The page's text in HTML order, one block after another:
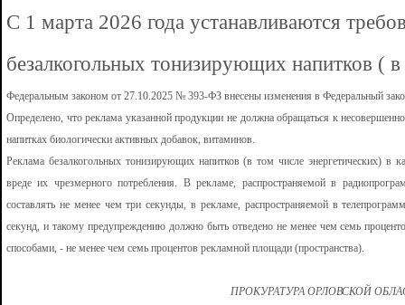
С 1 марта 2026 года устанавливаются
безалкогольных тонизирующих напитков (
Федеральным законом от 27.10.2025 № 393-ФЗ внесены изменения в Федеральный
Определено, что реклама указанной продукции не должна обращаться к
напитках биологически активных добавок, витаминов.
Реклама безалкогольных тонизирующих напитков (в том числе энергетических) в
вреде их чрезмерного потребления. В рекламе, распространяемой в
составлять не менее чем три секунды, в рекламе, распространяемой в
секунд, и такому предупреждению должно быть отведено не менее чем семь
способами, - не менее чем семь процентов рекламной площади (пространства).
ПРОКУРАТУРА ОРЛОВСКОЙ